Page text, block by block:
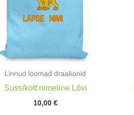
Linnud loomad draakonid
Sussikott nimeline Lõvi
10,00 €